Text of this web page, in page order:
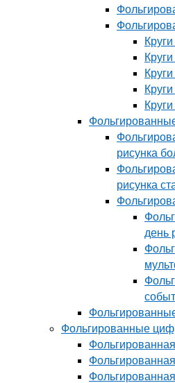
рисунка
рисунка
день
Фольгированные